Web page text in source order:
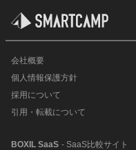
会社概要
個人情報保護方針
採用について
引用・転載について
BOXIL SaaS - SaaS比較サイト